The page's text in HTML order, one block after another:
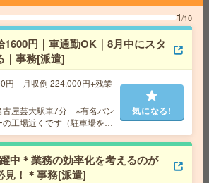
半定時】電話なし！お菓子食べつつ
力[派遣]
月収例】時給1600円×7時間3
丸の内駅徒歩6分 ※鶴舞線か
気になる!
1/10
1600円｜車通勤OK｜8月中にスタ
｜事務[派遣]
円 月収例 224,000円+残業
古屋芸大駅車7分 ※有名パン
の工場近くです（駐車場を無
られます）
気になる!
中＊業務の効率化を考えるのが
見！＊事務[派遣]